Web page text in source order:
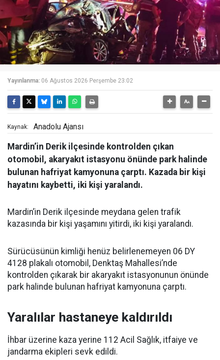
Yayınlanma: 06 Ağustos 2026 Perşembe 23:02
Kaynak: Anadolu Ajansı
Mardin’in Derik ilçesinde kontrolden çıkan
otomobil, akaryakıt istasyonu önünde park halinde
bulunan hafriyat kamyonuna çarptı. Kazada bir kişi
hayatını kaybetti, iki kişi yaralandı.
Mardin’in Derik ilçesinde meydana gelen trafik
kazasında bir kişi yaşamını yitirdi, iki kişi yaralandı.
Sürücüsünün kimliği henüz belirlenemeyen 06 DY
4128 plakalı otomobil, Denktaş Mahallesi’nde
kontrolden çıkarak bir akaryakıt istasyonunun önünde
park halinde bulunan hafriyat kamyonuna çarptı.
Yaralılar hastaneye kaldırıldı
İhbar üzerine kaza yerine 112 Acil Sağlık, itfaiye ve
jandarma ekipleri sevk edildi.